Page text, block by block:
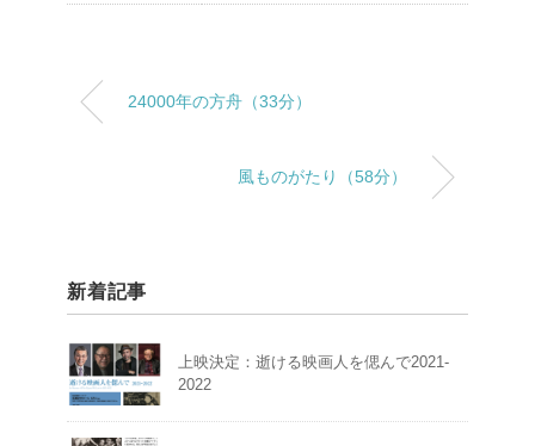
24000年の方舟（33分）
風ものがたり（58分）
新着記事
上映決定：逝ける映画人を偲んで2021-
2022